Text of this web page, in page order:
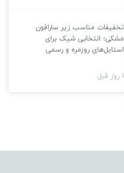
تخفیفات مناسب زیر سارافون
مشکی؛ انتخابی شیک برای
استایل‌های روزمره و رسمی
1 روز قبل